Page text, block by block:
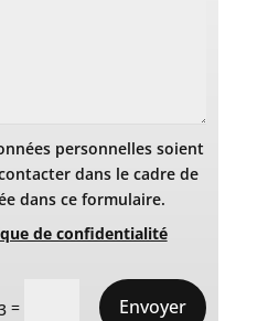
personnelles soient
dans le cadre de
dans ce formulaire.
de confidentialité
= Envoyer